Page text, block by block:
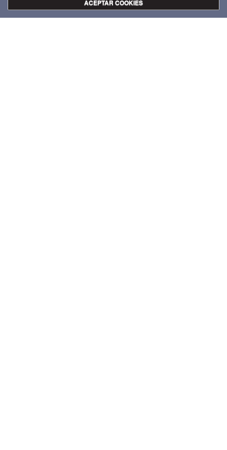
ACEPTAR COOKIES